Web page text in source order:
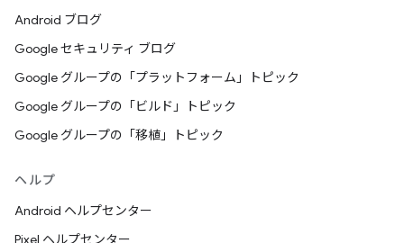
Android ブログ
Google セキュリティ ブログ
Google グループの「プラットフォーム」トピック
Google グループの「ビルド」トピック
Google グループの「移植」トピック
ヘルプ
Android ヘルプセンター
Pixel ヘルプセンター